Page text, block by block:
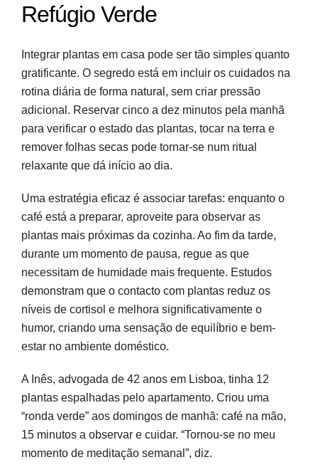
Refúgio Verde
Integrar plantas em casa pode ser tão simples quanto
gratificante. O segredo está em incluir os cuidados na
rotina diária de forma natural, sem criar pressão
adicional. Reservar cinco a dez minutos pela manhã
para verificar o estado das plantas, tocar na terra e
remover folhas secas pode tornar-se num ritual
relaxante que dá início ao dia.
Uma estratégia eficaz é associar tarefas: enquanto o
café está a preparar, aproveite para observar as
plantas mais próximas da cozinha. Ao fim da tarde,
durante um momento de pausa, regue as que
necessitam de humidade mais frequente. Estudos
demonstram que o contacto com plantas reduz os
níveis de cortisol e melhora significativamente o
humor, criando uma sensação de equilíbrio e bem-
estar no ambiente doméstico.
A Inês, advogada de 42 anos em Lisboa, tinha 12
plantas espalhadas pelo apartamento. Criou uma
“ronda verde” aos domingos de manhã: café na mão,
15 minutos a observar e cuidar. “Tornou-se no meu
momento de meditação semanal”, diz.